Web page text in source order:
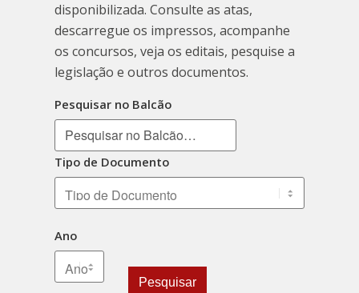
disponibilizada. Consulte as atas,
descarregue os impressos, acompanhe
os concursos, veja os editais, pesquise a
legislação e outros documentos.
Pesquisar no Balcão
Tipo de Documento
Ano
Pesquisar